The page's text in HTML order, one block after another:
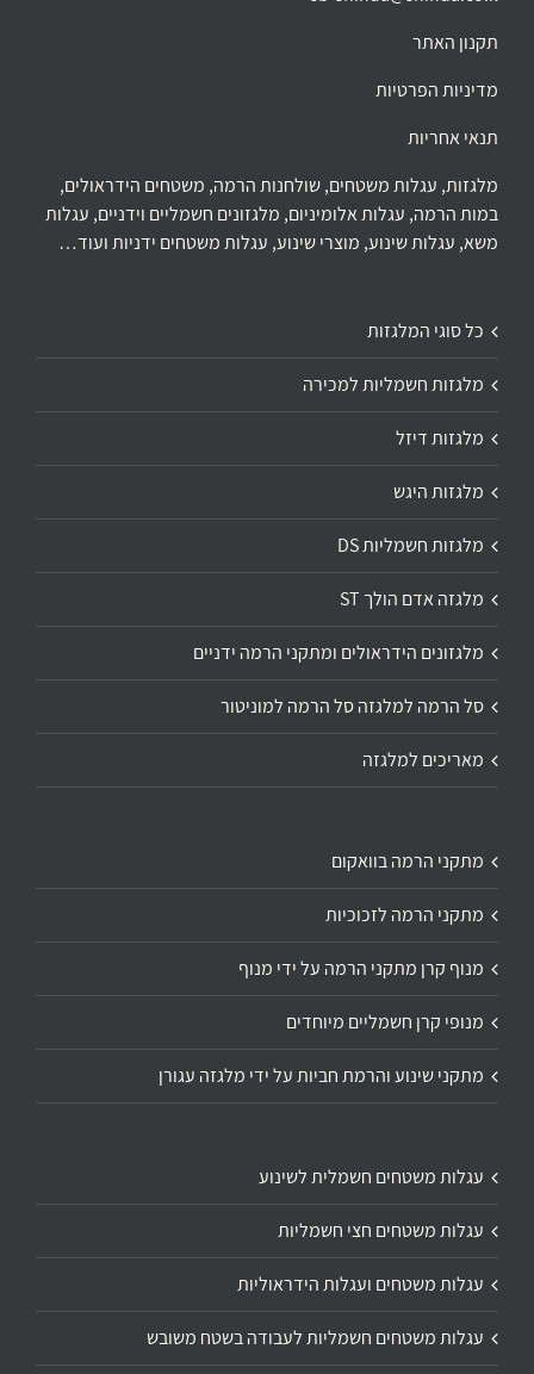
תקנון האתר
מדיניות הפרטיות
תנאי אחריות
מלגזות, עגלות משטחים, שולחנות הרמה, משטחים הידראולים,
במות הרמה, עגלות אלומיניום, מלגזונים חשמליים וידניים, עגלות
משא, עגלות שינוע, מוצרי שינוע, עגלות משטחים ידניות ועוד…
כל סוגי המלגזות
מלגזות חשמליות למכירה
מלגזות דיזל
מלגזות היגש
מלגזות חשמליות DS
מלגזה אדם הולך ST
מלגזונים הידראולים ומתקני הרמה ידניים
סל הרמה למלגזה סל הרמה למוניטור
מאריכים למלגזה
מתקני הרמה בוואקום
מתקני הרמה לזכוכיות
מנוף קרן מתקני הרמה על ידי מנוף
מנופי קרן חשמליים מיוחדים
מתקני שינוע והרמת חביות על ידי מלגזה עגורן
עגלות משטחים חשמלית לשינוע
עגלות משטחים חצי חשמליות
עגלות משטחים ועגלות הידראוליות
עגלות משטחים חשמליות לעבודה בשטח משובש